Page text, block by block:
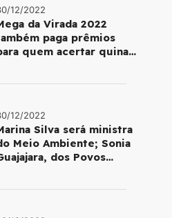
12/2022
da Virada 2022
paga prêmios
quem acertar quina
12/2022
Silva será ministra
Meio Ambiente; Sonia
dos Povos